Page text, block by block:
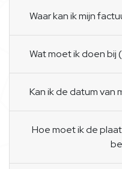
Waar kan ik mijn
Wat moet ik doen bij
Kan ik de datum van
Hoe moet ik de